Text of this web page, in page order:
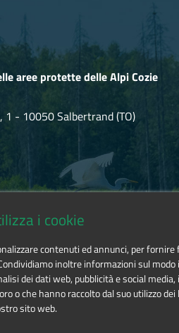
aree protette delle Alpi Cozie
1 - 10050 Salbertrand (TO)
i cookie
contenuti ed annunci, per
inoltre informazioni sul
dei dati web, pubblicità e social
o che hanno raccolto dal suo utilizzo
sito web.